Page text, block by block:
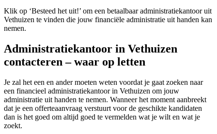
Klik op ‘Besteed het uit!’ om een betaalbaar administratiekantoor uit
Vethuizen te vinden die jouw financiële administratie uit handen kan
nemen.
Administratiekantoor in Vethuizen
contacteren – waar op letten
Je zal het een en ander moeten weten voordat je gaat zoeken naar
een financieel administratiekantoor in Vethuizen om jouw
administratie uit handen te nemen. Wanneer het moment aanbreekt
dat je een offerteaanvraag verstuurt voor de geschikte kandidaten
dan is het goed om altijd goed te vermelden wat je wilt en wat je
zoekt.